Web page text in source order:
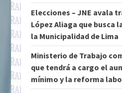
Elecciones – JNE avala
López Aliaga que busca
la Municipalidad de Lima
Ministerio de Trabajo
que tendrá a cargo el
mínimo y la reforma